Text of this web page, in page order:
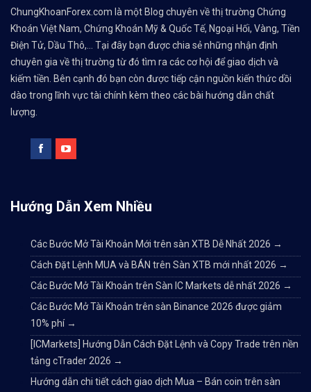
ChungKhoanForex.com là một Blog chuyên về thị trường Chứng
Khoán Việt Nam, Chứng Khoán Mỹ & Quốc Tế, Ngoại Hối, Vàng, Tiền
Điện Tử, Dầu Thô,... Tại đây bạn được chia sẻ những nhận định
chuyên gia về thị trường từ đó tìm ra các cơ hội để giao dịch và
kiếm tiền. Bên cạnh đó bạn còn được tiếp cận nguồn kiến thức dồi
dào trong lĩnh vực tài chính kèm theo các bài hướng dẫn chất
lượng.
Hướng Dẫn Xem Nhiều
Các Bước Mở Tài Khoản Mới trên sàn XTB Dễ Nhất 2026 →
Cách Đặt Lệnh MUA và BÁN trên Sàn XTB mới nhất 2026 →
Các Bước Mở Tài Khoản trên Sàn IC Markets dễ nhất 2026 →
Các Bước Mở Tài Khoản trên sàn Binance 2026 được giảm
10% phí →
[ICMarkets] Hướng Dẫn Cách Đặt Lệnh và Copy Trade trên nền
tảng cTrader 2026 →
Hướng dẫn chi tiết cách giao dịch Mua – Bán coin trên sàn